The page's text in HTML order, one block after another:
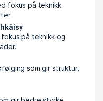
fokus på teknikk,
på teknikk og
som gir struktur,